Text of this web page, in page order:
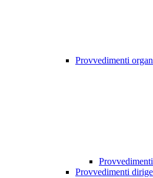
Provvedimenti
Provvedimenti